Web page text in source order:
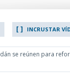
INCRUSTAR
se reúnen para